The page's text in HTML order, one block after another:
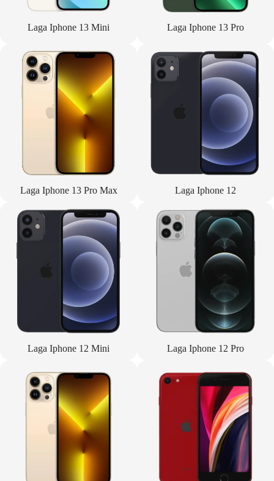
Laga Iphone 13 Mini Laga Iphone 13 Pro
Laga Iphone 13 Pro Max Laga Iphone 12
Laga Iphone 12 Mini Laga Iphone 12 Pro